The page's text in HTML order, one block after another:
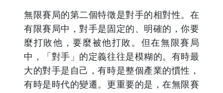
無限賽局的第二個特徵是對手的相對性。在
有限賽局中，對手是固定的、明確的，你要
麼打敗他，要麼被他打敗。但在無限賽局
中，「對手」的定義往往是模糊的。有時最
大的對手是自己，有時是整個產業的慣性，
有時是時代的變遷。更重要的是，在無限賽